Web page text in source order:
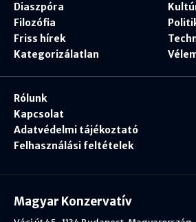
Diaszpóra
Filozófia
Friss hírek
Kategorizálatlan
Rólunk
Kapcsolat
Adatvédelmi tájékoztató
Felhasználási feltételek
Magyar Konzervatív